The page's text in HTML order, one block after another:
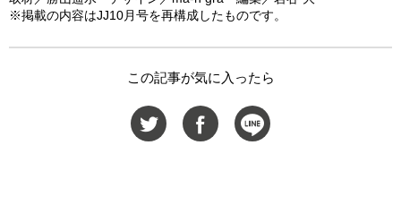
※掲載の内容はJJ10月号を再構成したものです。
この記事が気に入ったら